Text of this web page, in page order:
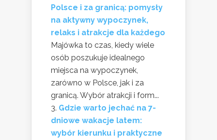
Polsce i za granicą: pomysły
na aktywny wypoczynek,
relaks i atrakcje dla każdego
Majówka to czas, kiedy wiele
osób poszukuje idealnego
miejsca na wypoczynek,
zarówno w Polsce, jak i za
granicą. Wybór atrakcji i form...
Gdzie warto jechać na 7-
dniowe wakacje latem:
wybór kierunku i praktyczne